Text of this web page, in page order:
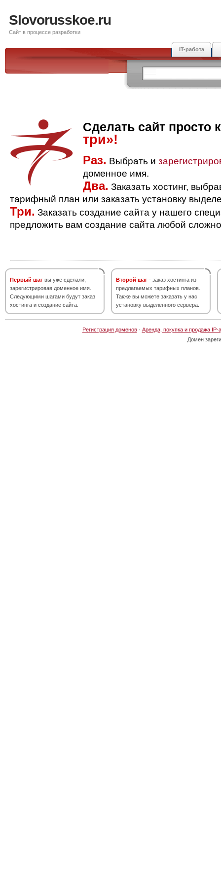
Slovorusskoe.ru
Сайт в процессе разработки
IT-работа
Сделать сайт просто
три»!
Раз. Выбрать и
доменное имя.
Два. Заказать хостинг,
тарифный план или заказать установку
Три. Заказать создание сайта у нашего
предложить вам создание сайта любой
Первый шаг вы уже сделали,
зарегистрировав доменное имя.
Следующими шагами будут заказ
хостинга и создание сайта.
Второй шаг - заказ хостинга из
предлагаемых тарифных планов.
Также вы можете заказать у нас
установку выделенного сервера.
Регистрация доменов· Аренда, покупка и продажа IP-
Домен